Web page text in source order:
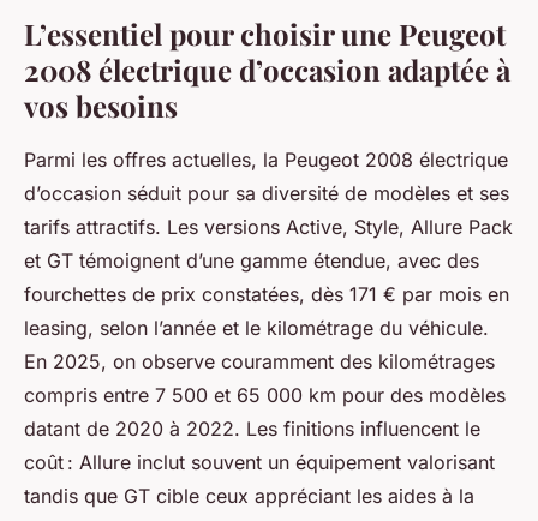
L’essentiel pour choisir une Peugeot
2008 électrique d’occasion adaptée à
vos besoins
Parmi les offres actuelles, la Peugeot 2008 électrique
d’occasion séduit pour sa diversité de modèles et ses
tarifs attractifs. Les versions Active, Style, Allure Pack
et GT témoignent d’une gamme étendue, avec des
fourchettes de prix constatées, dès 171 € par mois en
leasing, selon l’année et le kilométrage du véhicule.
En 2025, on observe couramment des kilométrages
compris entre 7 500 et 65 000 km pour des modèles
datant de 2020 à 2022. Les finitions influencent le
coût : Allure inclut souvent un équipement valorisant
tandis que GT cible ceux appréciant les aides à la